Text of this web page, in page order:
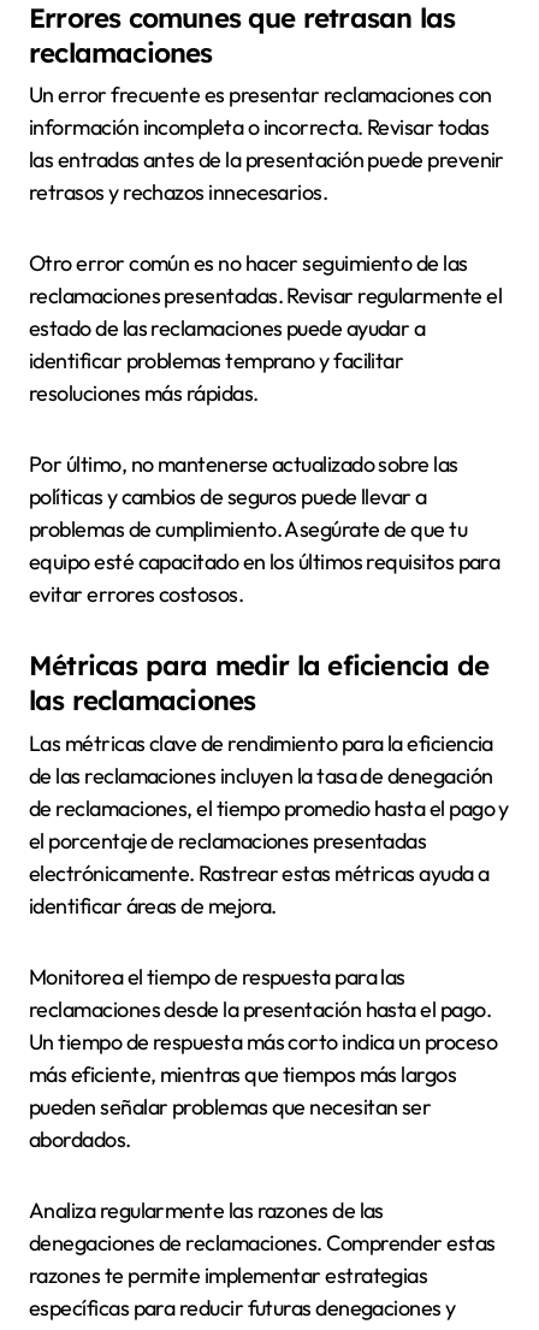
Errores comunes que retrasan las
reclamaciones
Un error frecuente es presentar reclamaciones con
información incompleta o incorrecta. Revisar todas
las entradas antes de la presentación puede prevenir
retrasos y rechazos innecesarios.
Otro error común es no hacer seguimiento de las
reclamaciones presentadas. Revisar regularmente el
estado de las reclamaciones puede ayudar a
identificar problemas temprano y facilitar
resoluciones más rápidas.
Por último, no mantenerse actualizado sobre las
políticas y cambios de seguros puede llevar a
problemas de cumplimiento. Asegúrate de que tu
equipo esté capacitado en los últimos requisitos para
evitar errores costosos.
Métricas para medir la eficiencia de
las reclamaciones
Las métricas clave de rendimiento para la eficiencia
de las reclamaciones incluyen la tasa de denegación
de reclamaciones, el tiempo promedio hasta el pago y
el porcentaje de reclamaciones presentadas
electrónicamente. Rastrear estas métricas ayuda a
identificar áreas de mejora.
Monitorea el tiempo de respuesta para las
reclamaciones desde la presentación hasta el pago.
Un tiempo de respuesta más corto indica un proceso
más eficiente, mientras que tiempos más largos
pueden señalar problemas que necesitan ser
abordados.
Analiza regularmente las razones de las
denegaciones de reclamaciones. Comprender estas
razones te permite implementar estrategias
específicas para reducir futuras denegaciones y